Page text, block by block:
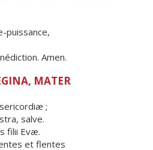
puissance,
Amen.
MATER
;
salve.
filii Evæ.
et flentes